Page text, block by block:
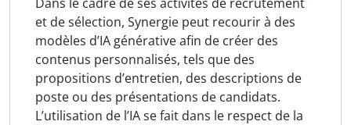
et de sélection, Synergie peut recourir à des
modèles d’IA générative afin de créer des
contenus personnalisés, tels que des
propositions d’entretien, des descriptions de
poste ou des présentations de candidats.
L’utilisation de l’IA se fait dans le respect de la